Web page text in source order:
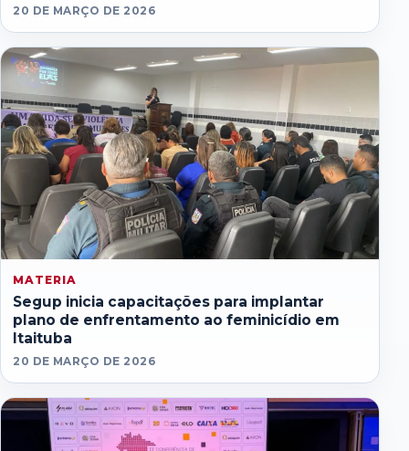
20 DE MARÇO DE 2026
MATERIA
Segup inicia capacitações para implantar
plano de enfrentamento ao feminicídio em
Itaituba
20 DE MARÇO DE 2026